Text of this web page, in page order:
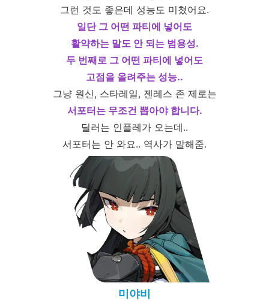
그런 것도 좋은데 성능도 미쳤어요.
일단 그 어떤 파티에 넣어도
활약하는 말도 안 되는 범용성.
두 번째로 그 어떤 파티에 넣어도
고점을 올려주는 성능..
그냥 원신, 스타레일, 젠레스 존 제로는
서포터는 무조건 뽑아야 합니다.
딜러는 인플레가 오는데..
서포터는 안 와요.. 역사가 말해줌.
미야비